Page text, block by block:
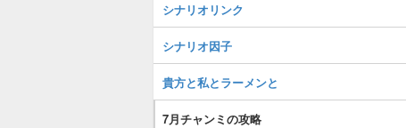
シナリオリンク
シナリオ因子
貴方と私とラーメンと
7月チャンミの攻略